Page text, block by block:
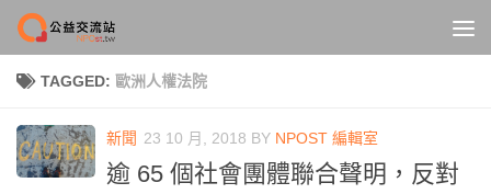
Skip to content
TAGGED: 歐洲人權法院
新聞 23 10 月, 2018 BY NPOST 編輯室
逾 65 個社會團體聯合聲明，反對